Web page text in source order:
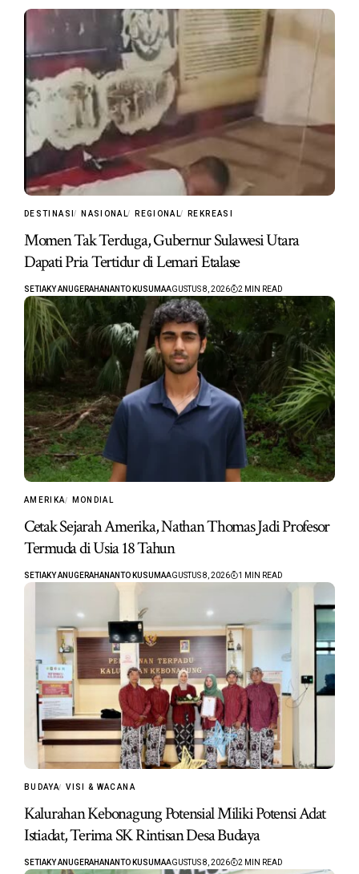
DESTINASI NASIONAL REGIONAL REKREASI
Momen Tak Terduga, Gubernur Sulawesi Utara
Dapati Pria Tertidur di Lemari Etalase
SETIAKY ANUGERAHANANTO KUSUMAAGUSTUS 8, 2026 2 MIN READ
AMERIKA MONDIAL
Cetak Sejarah Amerika, Nathan Thomas Jadi Profesor
Termuda di Usia 18 Tahun
SETIAKY ANUGERAHANANTO KUSUMAAGUSTUS 8, 2026 1 MIN READ
BUDAYA VISI & WACANA
Kalurahan Kebonagung Potensial Miliki Potensi Adat
Istiadat, Terima SK Rintisan Desa Budaya
SETIAKY ANUGERAHANANTO KUSUMAAGUSTUS 8, 2026 2 MIN READ